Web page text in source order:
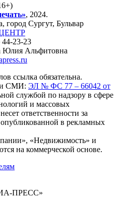
, 2024.
, город Сургут, Бульвар
23-23
Юлия Альфитовна
ссылка обязательна.
СМИ: ЭЛ № ФС 77 – 66042 от
службой по надзору в сфере
и массовых
ответственности за
в рекламных
«Недвижимость» и
на коммерческой основе.
ПРЕСС»